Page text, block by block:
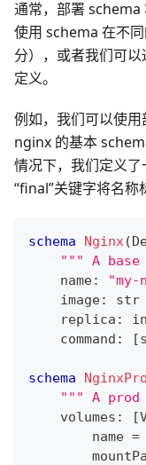
通常，部署 schema
使用 schema 在不
分），或者我们可
定义。
例如，我们可以使
nginx 的基本
情况下，我们定义
“final”关键字将名称
schema Nginx
""" A base
    name
: "my-
    image
: str
    replica
:
    command
: [
schema
""" A prod
    volumes
: [
        name
=